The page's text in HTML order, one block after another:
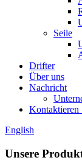
Seile
Drifter
Über uns
Nachricht
Kontaktieren
English
Unsere